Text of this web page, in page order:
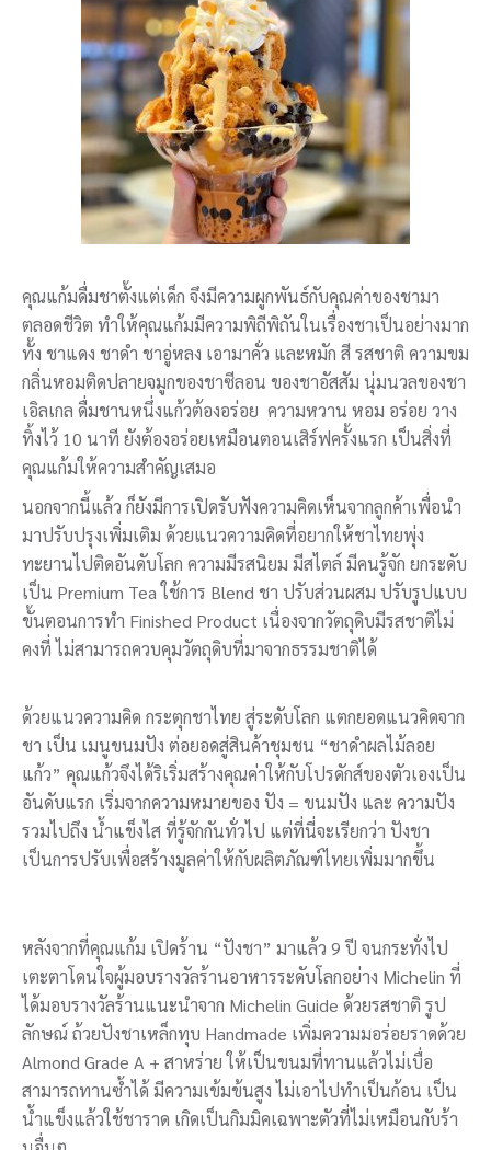
คุณแก้มดื่มชาตั้งแต่เด็ก จึงมีความผูกพันธ์กับคุณค่าของชามา
ตลอดชีวิต ทำให้คุณแก้มมีความพิถีพิถันในเรื่องชาเป็นอย่างมาก
ทั้ง ชาแดง ชาดำ ชาอู่หลง เอามาคั่ว และหมัก สี รสชาติ ความขม
กลิ่นหอมติดปลายจมูกของชาซีลอน ของชาอัสสัม นุ่มนวลของชา
เอิลเกล ดื่มชานหนึ่งแก้วต้องอร่อย ความหวาน หอม อร่อย วาง
ทิ้งไว้ 10 นาที ยังต้องอร่อยเหมือนตอนเสิร์ฟครั้งแรก เป็นสิ่งที่
คุณแก้มให้ความสำคัญเสมอ
นอกจากนี้แล้ว ก็ยังมีการเปิดรับฟังความคิดเห็นจากลูกค้าเพื่อนำ
มาปรับปรุงเพิ่มเติม ด้วยแนวความคิดที่อยากให้ชาไทยพุ่ง
ทะยานไปติดอันดับโลก ความมีรสนิยม มีสไตล์ มีคนรู้จัก ยกระดับ
เป็น Premium Tea ใช้การ Blend ชา ปรับส่วนผสม ปรับรูปแบบ
ขั้นตอนการทำ Finished Product เนื่องจากวัตถุดิบมีรสชาติไม่
คงที่ ไม่สามารถควบคุมวัตถุดิบที่มาจากธรรมชาติได้
ด้วยแนวความคิด กระตุกชาไทย สู่ระดับโลก แตกยอดแนวคิดจาก
ชา เป็น เมนูขนมปัง ต่อยอดสู่สินค้าชุมชน “ชาดำผลไม้ลอย
แก้ว” คุณแก้วจึงได้ริเริ่มสร้างคุณค่าให้กับโปรดักส์ของตัวเองเป็น
อันดับแรก เริ่มจากความหมายของ ปัง = ขนมปัง และ ความปัง
รวมไปถึง น้ำแข็งไส ที่รู้จักกันทั่วไป แต่ที่นี่จะเรียกว่า ปังชา
เป็นการปรับเพื่อสร้างมูลค่าให้กับผลิตภัณฑ์ไทยเพิ่มมากขึ้น
หลังจากที่คุณแก้ม เปิดร้าน “ปังชา” มาแล้ว 9 ปี จนกระทั่งไป
เตะตาโดนใจผู้มอบรางวัลร้านอาหารระดับโลกอย่าง Michelin ที่
ได้มอบรางวัลร้านแนะนำจาก Michelin Guide ด้วยรสชาติ รูป
ลักษณ์ ถ้วยปังชาเหล็กทุบ Handmade เพิ่มความมอร่อยราดด้วย
Almond Grade A + สาหร่าย ให้เป็นขนมที่ทานแล้วไม่เบื่อ
สามารถทานซ้ำได้ มีความเข้มข้นสูง ไม่เอาไปทำเป็นก้อน เป็น
น้ำแข็งแล้วใช้ชาราด เกิดเป็นกิมมิคเฉพาะตัวที่ไม่เหมือนกับร้า